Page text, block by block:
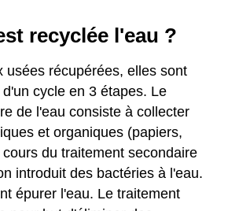
recyclée l'eau ?
usées récupérées, elles sont
cycle en 3 étapes. Le
de l'eau consiste à collecter
et organiques (papiers,
du traitement secondaire
introduit des bactéries à l'eau.
épurer l'eau. Le traitement